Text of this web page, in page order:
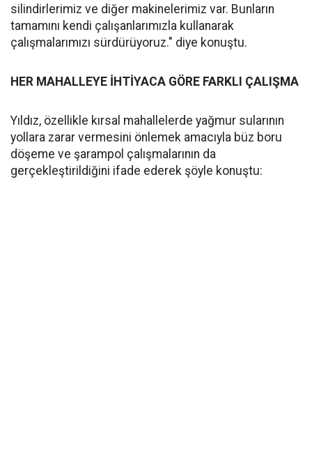
silindirlerimiz ve diğer makinelerimiz var. Bunların
tamamını kendi çalışanlarımızla kullanarak
çalışmalarımızı sürdürüyoruz." diye konuştu.
HER MAHALLEYE İHTİYACA GÖRE FARKLI ÇALIŞMA
Yıldız, özellikle kırsal mahallelerde yağmur sularının
yollara zarar vermesini önlemek amacıyla büz boru
döşeme ve şarampol çalışmalarının da
gerçekleştirildiğini ifade ederek şöyle konuştu: